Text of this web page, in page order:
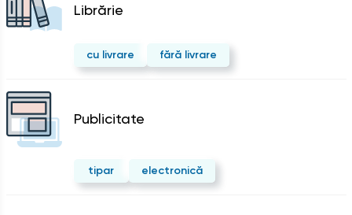
Librărie
cu livrare fără livrare
Publicitate
tipar electronică